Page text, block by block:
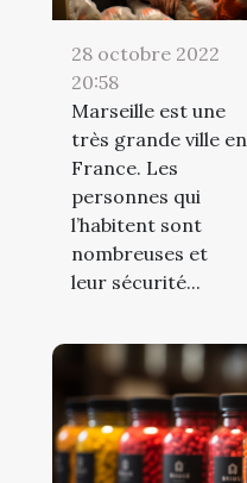
28 octobre 2022
20:58
Marseille est une
très grande ville en
France. Les
personnes qui
l’habitent sont
nombreuses et
leur sécurité...